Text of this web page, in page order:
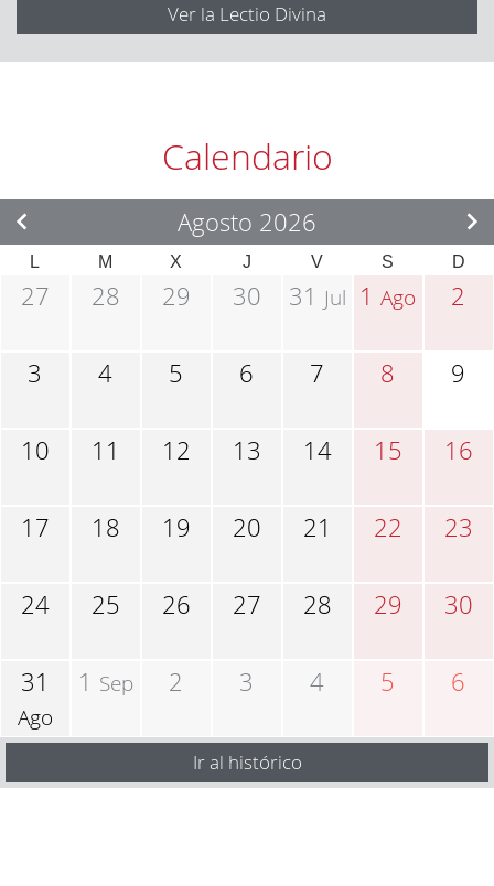
Ver la Lectio Divina
Calendario
Agosto 2026
L M X J V S D
27 28 29 30 31 Jul 1Ago 2
3 4 5 6 7 8 9
10 11 12 13 14 15 16
17 18 19 20 21 22 23
24 25 26 27 28 29 30
31
Ago
1 Sep 2 3 4 5 6
Ir al histórico